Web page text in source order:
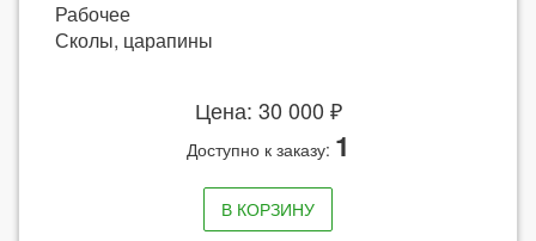
Рабочее
Сколы, царапины
Цена: 30 000 ₽
Доступно к заказу: 1
В КОРЗИНУ